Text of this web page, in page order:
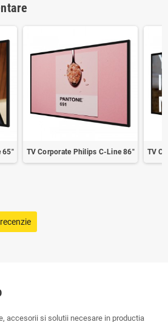
65" TV Corporate Philips C-Line 86" TV
accesorii si solutii necesare in productia